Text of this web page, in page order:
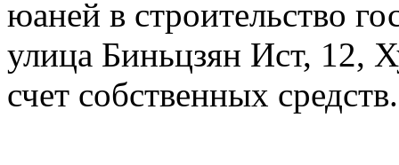
юаней в строительство
улица Биньцзян Ист, 12,
счет собственных средств.